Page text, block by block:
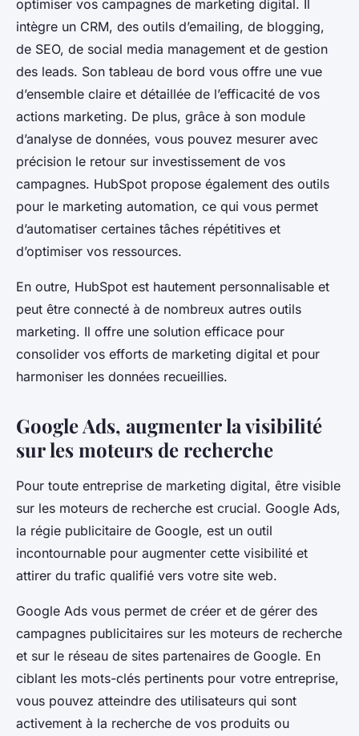
optimiser vos campagnes de marketing digital. Il
intègre un CRM, des outils d’emailing, de blogging,
de SEO, de social media management et de gestion
des leads. Son tableau de bord vous offre une vue
d’ensemble claire et détaillée de l’efficacité de vos
actions marketing. De plus, grâce à son module
d’analyse de données, vous pouvez mesurer avec
précision le retour sur investissement de vos
campagnes. HubSpot propose également des outils
pour le marketing automation, ce qui vous permet
d’automatiser certaines tâches répétitives et
d’optimiser vos ressources.
En outre, HubSpot est hautement personnalisable et
peut être connecté à de nombreux autres outils
marketing. Il offre une solution efficace pour
consolider vos efforts de marketing digital et pour
harmoniser les données recueillies.
Google Ads, augmenter la visibilité
sur les moteurs de recherche
Pour toute entreprise de marketing digital, être visible
sur les moteurs de recherche est crucial. Google Ads,
la régie publicitaire de Google, est un outil
incontournable pour augmenter cette visibilité et
attirer du trafic qualifié vers votre site web.
Google Ads vous permet de créer et de gérer des
campagnes publicitaires sur les moteurs de recherche
et sur le réseau de sites partenaires de Google. En
ciblant les mots-clés pertinents pour votre entreprise,
vous pouvez atteindre des utilisateurs qui sont
activement à la recherche de vos produits ou